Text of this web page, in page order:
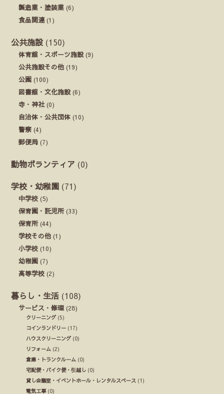
製造業・塗装業 (6)
食品関連 (1)
公共施設 (150)
体育館・スポーツ施設(9)
公共施設その他 (19)
公園 (100)
図書館・文化施設(6)
寺・神社(0)
自治体・公共団体 (10)
警察 (4)
郵便局 (7)
動物ボランティア (0)
学校・幼稚園 (71)
中学校 (5)
保育園・託児所(33)
保育所(44)
学校その他 (1)
小学校 (10)
幼稚園 (7)
高等学校 (2)
暮らし・生活 (108)
サービス・修理 (28)
クリーニング(5)
コインランドリー (17)
ハウスクリーニング(0)
リフォーム (2)
倉庫・トランクルーム (0)
宅配便・バイク便・引越し (0)
貸し会議室・イベントホール・レンタルスペース (1)
電気工事(0)